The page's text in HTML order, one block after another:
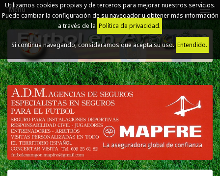
Utilizamos cookies propias y de terceros para mejorar nuestros servicios.
Puede cambiar la configuración de su navegador u obtener más información
a través de la Política de privacidad.
Si continua navegando, consideramos que acepta su uso.Entendido.
Menú